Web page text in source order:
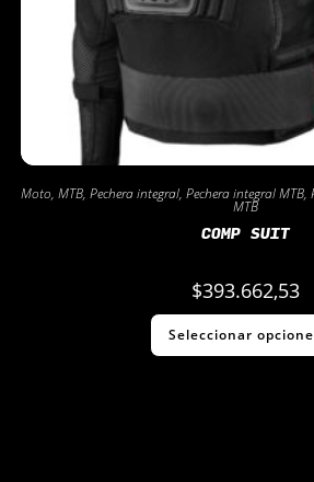
Moto, MTB, Pechera integral, Pechera integral MTB,
MTB
COMP SUIT
$393.662,53
Seleccionar